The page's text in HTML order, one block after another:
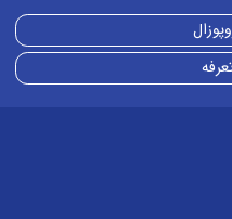
حساب کاربریخود شود
که افزونه فعال می
داخل متن نمایش داده